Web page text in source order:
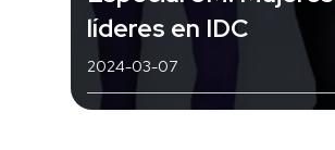
líderes en IDC
2024-03-07